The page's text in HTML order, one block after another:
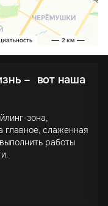
– вот наша
зона,
главное, слаженная
работы